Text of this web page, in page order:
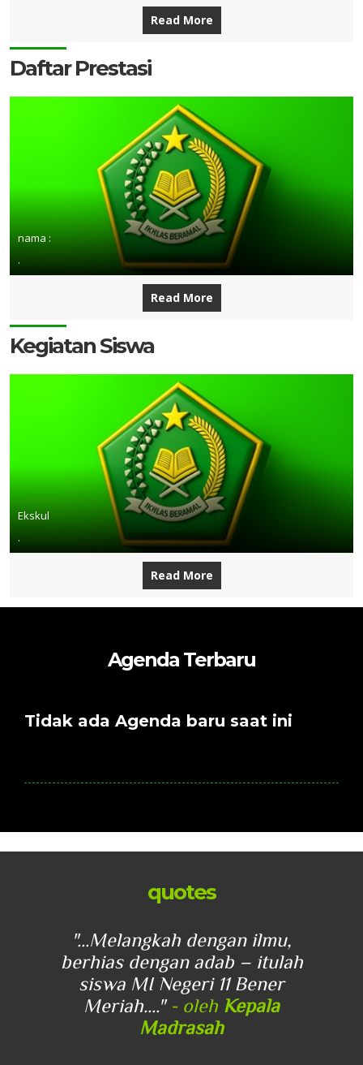
Read More
Daftar Prestasi
nama :
.
Read More
Kegiatan Siswa
Ekskul
.
Read More
Agenda Terbaru
Tidak ada Agenda baru saat ini
quotes
"...Melangkah dengan ilmu,
berhias dengan adab – itulah
siswa MI Negeri 11 Bener
Meriah...." - oleh Kepala
Madrasah